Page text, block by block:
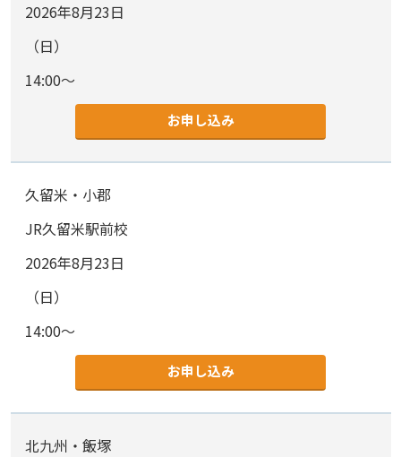
2026年8月23日
（日）
14:00～
お申し込み
久留米・小郡
JR久留米駅前校
2026年8月23日
（日）
14:00～
お申し込み
北九州・飯塚